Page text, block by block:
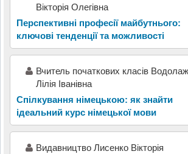
Вікторія Олегівна
Перспективні професії майбутнього:
ключові тенденції та можливості
Вчитель початкових класів
Лілія Іванівна
Спілкування німецькою: як знайти
ідеальний курс німецької мови
Видавництво Лисенко Вікторія